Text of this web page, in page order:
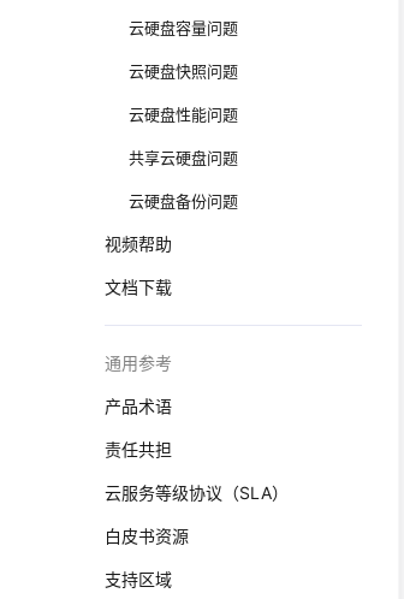
云硬盘容量问题
云硬盘快照问题
云硬盘性能问题
共享云硬盘问题
云硬盘备份问题
视频帮助
文档下载
通用参考
产品术语
责任共担
云服务等级协议（SLA）
白皮书资源
支持区域